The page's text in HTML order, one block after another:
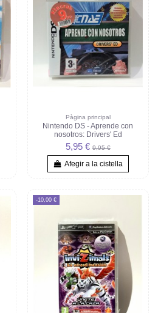
Pàgina principal
Nintendo DS - Aprende con
nosotros: Drivers' Ed
5,95 €9,95 €
Afegir a la cistella
-10,00 €